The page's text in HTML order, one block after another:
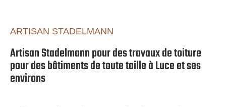
ARTISAN STADELMANN
Artisan Stadelmann pour des travaux de toiture
pour des bâtiments de toute taille à Luce et ses
environs